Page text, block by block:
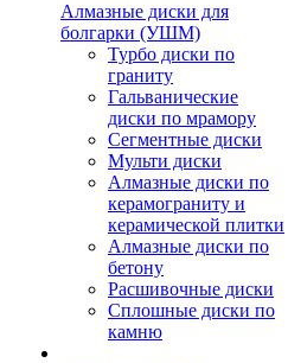
Алмазные диски для
болгарки (УШМ)
Турбо диски по
граниту
Гальванические
диски по мрамору
Сегментные диски
Мульти диски
Алмазные диски по
керамограниту и
керамической плитки
Алмазные диски по
бетону
Расшивочные диски
Сплошные диски по
камню